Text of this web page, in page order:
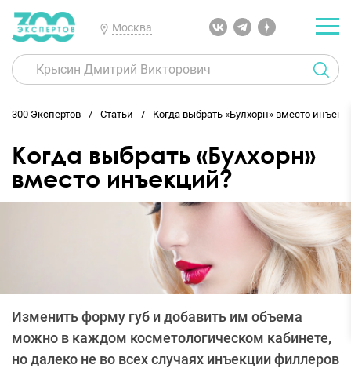
Москва
300 Экспертов Статьи Когда выбрать «Булхорн» вместо
Когда выбрать «Булхорн»
вместо инъекций?
Изменить форму губ и добавить им объема
можно в каждом косметологическом кабинете,
но далеко не во всех случаях инъекции филлеров